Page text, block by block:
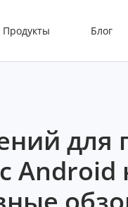
Продукты Блог
для
Android